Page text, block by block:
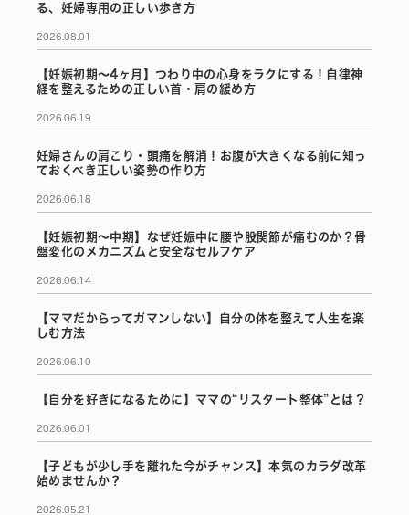
る、妊婦専用の正しい歩き方
2026.08.01
【妊娠初期〜4ヶ月】つわり中の心身をラクにする！自律神
経を整えるための正しい首・肩の緩め方
2026.06.19
妊婦さんの肩こり・頭痛を解消！お腹が大きくなる前に知っ
ておくべき正しい姿勢の作り方
2026.06.18
【妊娠初期〜中期】なぜ妊娠中に腰や股関節が痛むのか？骨
盤変化のメカニズムと安全なセルフケア
2026.06.14
【ママだからってガマンしない】自分の体を整えて人生を楽
しむ方法
2026.06.10
【自分を好きになるために】ママの“リスタート整体”とは？
2026.06.01
【子どもが少し手を離れた今がチャンス】本気のカラダ改革
始めませんか？
2026.05.21